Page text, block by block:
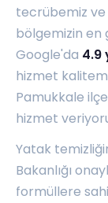
tecrübemiz ve
bölgemizin en
Google'da 4.9
hizmet
Pamukkale
hizmet
Yatak
Bakanlığı
formüllere